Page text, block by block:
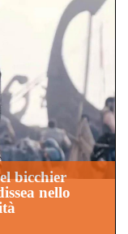
bicchier
nello